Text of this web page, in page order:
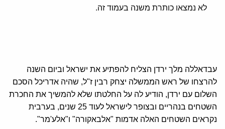
לא נמצאו כותרת משנה בעמוד זה.
עבדאללה מלך ירדן הצליח להפתיע את ישראל וביום השנה
להרצחו של ראש הממשלה יצחק רבין ז"ל, שהיה אדריכל הסכם
השלום עם ירדן, הודיע לה על החלטתו שלא להמשיך את החכרת
השטחים בנהריים ובצופר לישראל לעוד 25 שנים, בערבית
נקראים השטחים האלה אדמות "אלבאקורה" ו"אלע'מר".